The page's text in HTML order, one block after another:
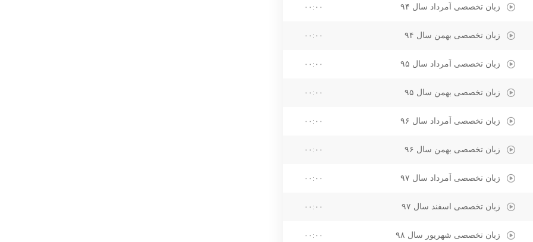
زبان تخصصی اَمرداد سال ۹۴ ۰۰:۰۰
زبان تخصصی بهمن سال ۹۴ ۰۰:۰۰
زبان تخصصی اَمرداد سال ۹۵ ۰۰:۰۰
زبان تخصصی بهمن سال ۹۵ ۰۰:۰۰
زبان تخصصی اَمرداد سال ۹۶ ۰۰:۰۰
زبان تخصصی بهمن سال ۹۶ ۰۰:۰۰
زبان تخصصی اَمرداد سال ۹۷ ۰۰:۰۰
زبان تخصصی اسفند سال ۹۷ ۰۰:۰۰
زبان تخصصی شهریور سال ۹۸ ۰۰:۰۰